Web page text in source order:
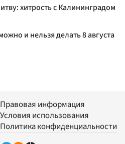
хитрость с Калининградом
и нельзя делать 8 августа
Правовая информация
Условия использования
Политика конфиденциальности